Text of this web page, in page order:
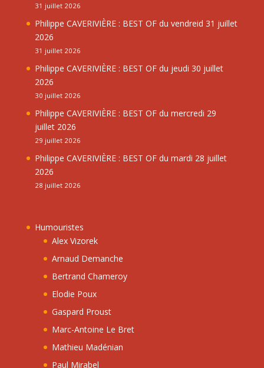
31 juillet 2026
Philippe CAVERIVIÈRE : BEST OF du vendreid 31 juillet
2026
31 juillet 2026
Philippe CAVERIVIÈRE : BEST OF du jeudi 30 juillet
2026
30 juillet 2026
Philippe CAVERIVIÈRE : BEST OF du mercredi 29
juillet 2026
29 juillet 2026
Philippe CAVERIVIÈRE : BEST OF du mardi 28 juillet
2026
28 juillet 2026
Humouristes
Alex Vizorek
Arnaud Demanche
Bertrand Chameroy
Elodie Poux
Gaspard Proust
Marc-Antoine Le Bret
Mathieu Madénian
Paul Mirabel